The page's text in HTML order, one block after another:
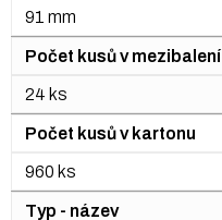
91 mm
Počet kusů v mezibalení
24 ks
Počet kusů v kartonu
960 ks
Typ - název